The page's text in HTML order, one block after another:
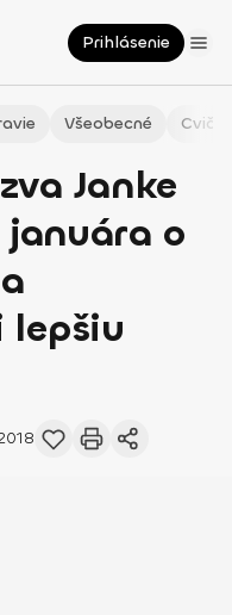
Prihlásenie
Všeobecné
Janke
o
lepšiu